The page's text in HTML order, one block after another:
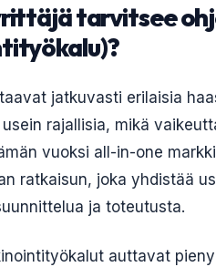
tarvitsee
jatkuvasti erilaisia
rajallisia, mikä
vuoksi all-in-one
ratkaisun, joka yhdistää
ja toteutusta.
auttavat